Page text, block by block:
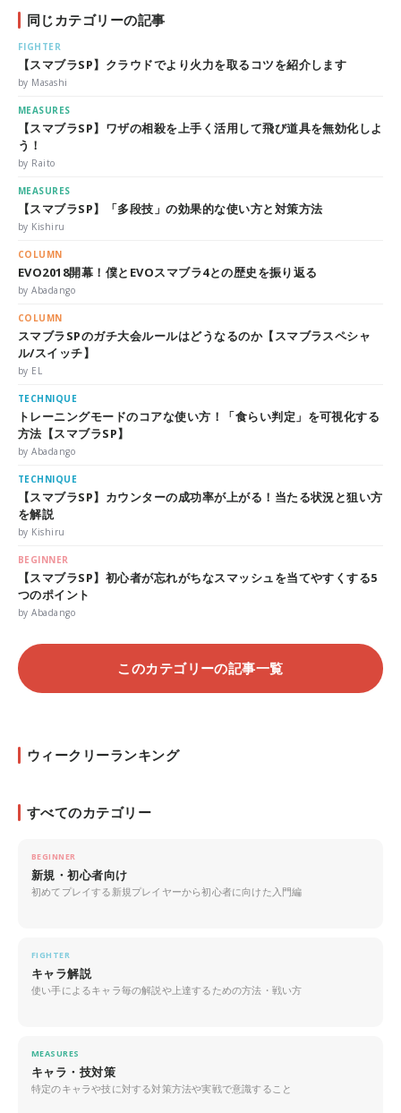
同じカテゴリーの記事
FIGHTER
【スマブラSP】クラウドでより火力を取るコツを紹介します
by Masashi
MEASURES
【スマブラSP】ワザの相殺を上手く活用して飛び道具を無効化しよ
う！
by Raito
MEASURES
【スマブラSP】「多段技」の効果的な使い方と対策方法
by Kishiru
COLUMN
EVO2018開幕！僕とEVOスマブラ4との歴史を振り返る
by Abadango
COLUMN
スマブラSPのガチ大会ルールはどうなるのか【スマブラスペシャ
ル/スイッチ】
by EL
TECHNIQUE
トレーニングモードのコアな使い方！「食らい判定」を可視化する
方法【スマブラSP】
by Abadango
TECHNIQUE
【スマブラSP】カウンターの成功率が上がる！当たる状況と狙い方
を解説
by Kishiru
BEGINNER
【スマブラSP】初心者が忘れがちなスマッシュを当てやすくする5
つのポイント
by Abadango
このカテゴリーの記事一覧
ウィークリーランキング
すべてのカテゴリー
BEGINNER
新規・初心者向け
初めてプレイする新規プレイヤーから初心者に向けた入門編
FIGHTER
キャラ解説
使い手によるキャラ毎の解説や上達するための方法・戦い方
MEASURES
キャラ・技対策
特定のキャラや技に対する対策方法や実戦で意識すること